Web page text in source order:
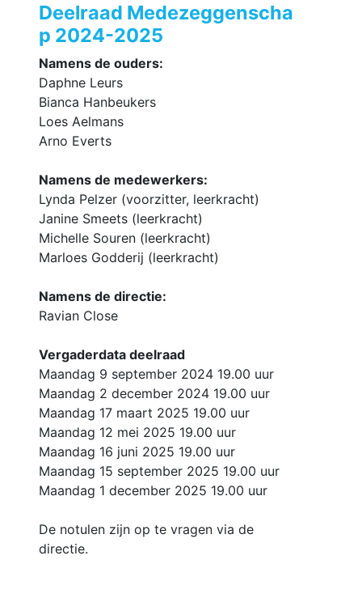
Deelraad Medezeggenscha
p 2024-2025
Namens de ouders:
Daphne Leurs
Bianca Hanbeukers
Loes Aelmans
Arno Everts
Namens de medewerkers:
Lynda Pelzer (voorzitter, leerkracht)
Janine Smeets (leerkracht)
Michelle Souren (leerkracht)
Marloes Godderij (leerkracht)
Namens de directie:
Ravian Close
Vergaderdata deelraad
Maandag 9 september 2024 19.00 uur
Maandag 2 december 2024 19.00 uur
Maandag 17 maart 2025 19.00 uur
Maandag 12 mei 2025 19.00 uur
Maandag 16 juni 2025 19.00 uur
Maandag 15 september 2025 19.00 uur
Maandag 1 december 2025 19.00 uur
De notulen zijn op te vragen via de
directie.